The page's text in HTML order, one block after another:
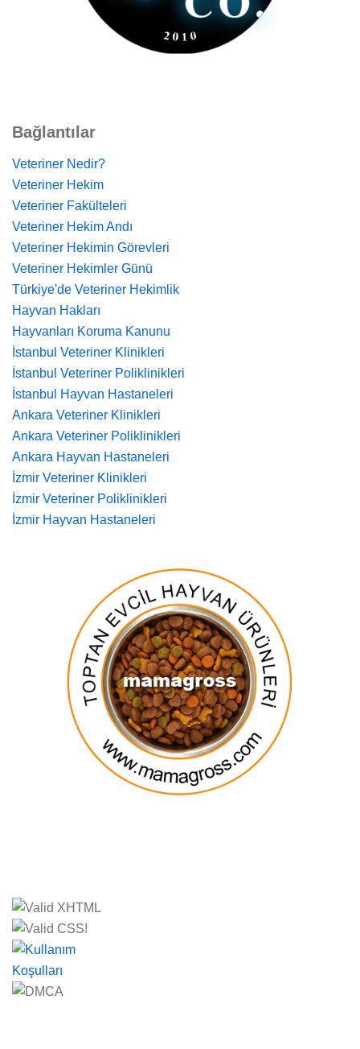
Bağlantılar
Veteriner Nedir?
Veteriner Hekim
Veteriner Fakülteleri
Veteriner Hekim Andı
Veteriner Hekimin Görevleri
Veteriner Hekimler Günü
Türkiye'de Veteriner Hekimlik
Hayvan Hakları
Hayvanları Koruma Kanunu
İstanbul Veteriner Klinikleri
İstanbul Veteriner Poliklinikleri
İstanbul Hayvan Hastaneleri
Ankara Veteriner Klinikleri
Ankara Veteriner Poliklinikleri
Ankara Hayvan Hastaneleri
İzmir Veteriner Klinikleri
İzmir Veteriner Poliklinikleri
İzmir Hayvan Hastaneleri